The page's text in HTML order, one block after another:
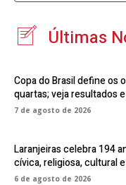
Últimas
Copa do Brasil define os
quartas; veja resultados
7 de agosto de 2026
Laranjeiras celebra 194
cívica, religiosa, cultural
6 de agosto de 2026